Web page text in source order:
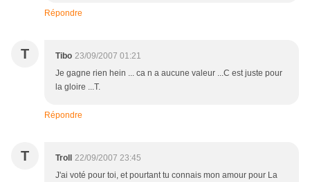
Répondre
T Tibo 23/09/2007 01:21
Je gagne rien hein ... ca n a aucune valeur ...C est juste pour
la gloire ...T.
Répondre
T Troll
22/09/2007 23:45
J'ai voté pour toi, et pourtant tu connais mon amour pour La